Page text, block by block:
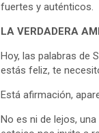
fuertes y auténticos.
LA VERDADERA
Hoy, las palabras de
estás feliz, te
Está afirmación,
No es ni de lejos,